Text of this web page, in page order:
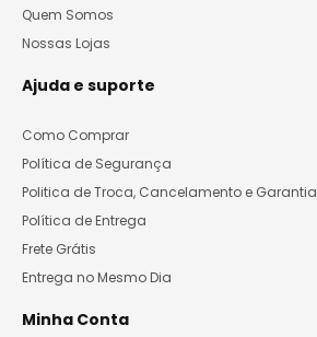
Quem Somos
Nossas Lojas
Ajuda e suporte
Como Comprar
Política de Segurança
Politica de Troca, Cancelamento e Garantia
Política de Entrega
Frete Grátis
Entrega no Mesmo Dia
Minha Conta